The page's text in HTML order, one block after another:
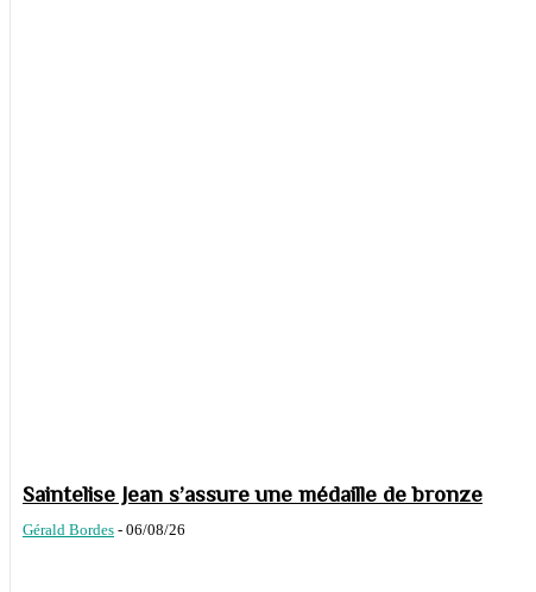
Saintelise Jean s’assure une médaille de bronze
Gérald Bordes - 06/08/26